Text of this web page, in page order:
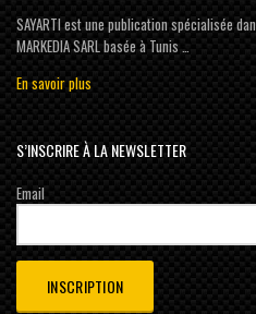
SAYARTI est une publication spécialisée
MARKEDIA SARL basée à Tunis …
En savoir plus
S’INSCRIRE À LA NEWSLETTER
Email